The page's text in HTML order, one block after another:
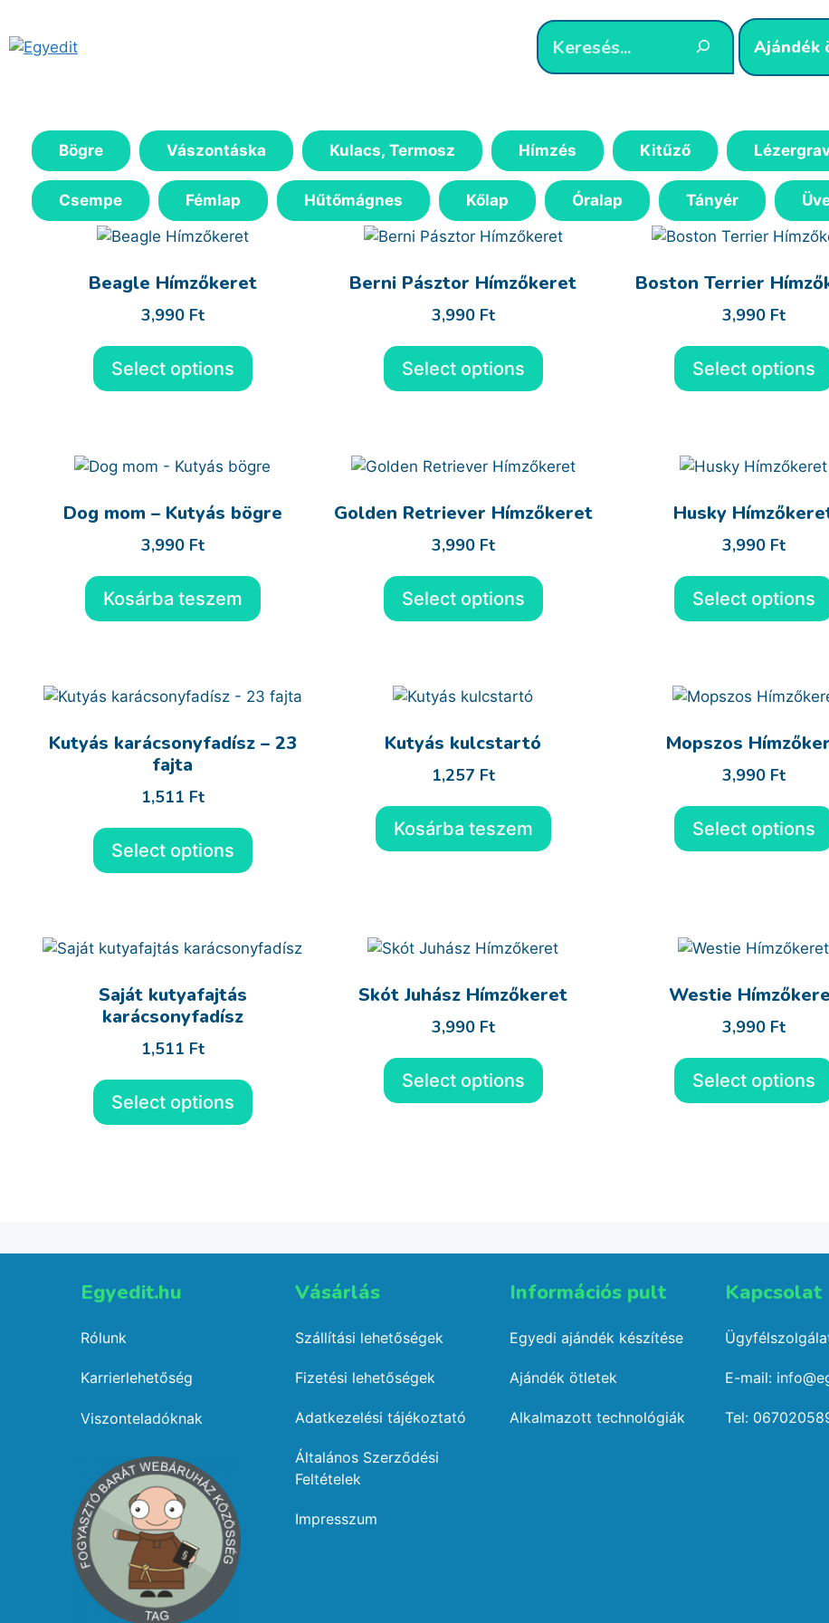
tartalomba
Ajándék
Bögre Vászontáska Kulacs, Termosz Hímzés Kitűző
Csempe Fémlap Hűtőmágnes Kőlap Óralap Tányér
Beagle Hímzőkeret
3,990 Ft
Select options
Berni Pásztor Hímzőkeret
3,990 Ft
Select options
Boston Terrier
3,990 Ft
Select options
Dog mom – Kutyás bögre
3,990 Ft
Kosárba teszem
Golden Retriever Hímzőkeret
3,990 Ft
Select options
Husky
3,990 Ft
Select options
Kutyás karácsonyfadísz – 23
fajta
1,511 Ft
Select options
Kutyás kulcstartó
1,257 Ft
Kosárba teszem
Mopszos
3,990 Ft
Select options
Saját kutyafajtás
karácsonyfadísz
1,511 Ft
Select options
Skót Juhász Hímzőkeret
3,990 Ft
Select options
Westie
3,990 Ft
Select options
Egyedit.hu
Rólunk
Karrierlehetőség
Viszonteladóknak
Vásárlás​
Szállítási lehetőségek
Fizetési lehetőségek
Adatkezelési tájékoztató
Általános Szerződési
Feltételek
Impresszum
Információs pult​
Egyedi ajándék készítése
Ajándék ötletek
Alkalmazott technológiák
Kapcsolat​
E-mail:
Tel: